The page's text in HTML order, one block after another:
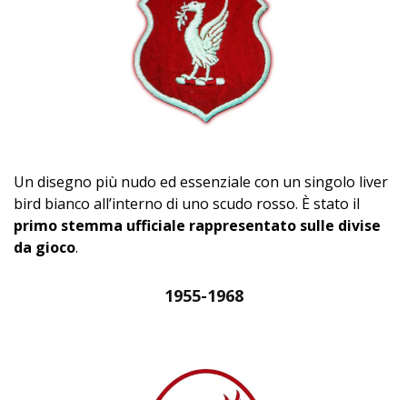
Un disegno più nudo ed essenziale con un singolo liver
bird bianco all’interno di uno scudo rosso. È stato il
primo stemma ufficiale rappresentato sulle divise
da gioco.
1955-1968